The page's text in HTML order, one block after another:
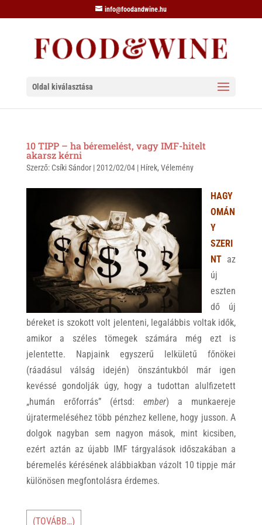
info@foodandwine.hu
Oldal kiválasztása
10 TIPP – ha béremelést, vagy IMF-hitelt
akarsz kérni
Szerző: Csíki Sándor|2012/02/04| Hírek, Vélemény
HAGY
OMÁN
Y
SZERI
NT az
új
eszten
dő új
béreket is szokott volt jelenteni, legalábbis voltak idők,
amikor a széles tömegek számára még ezt is
jelentette. Napjaink egyszerű lelkületű főnökei
(ráadásul válság idején) önszántukból már igen
kevéssé gondolják úgy, hogy a tudottan alulfizetett
„humán erőforrás” (értsd:ember) a munkaereje
újratermeléséhez több pénzhez kellene, hogy jusson. A
dolgok nagyban sem nagyon mások, mint kicsiben,
ezért aztán az újabb IMF tárgyalások időszakában a
béremelés kérésének alábbiakban vázolt 10 tippje már
különösen megfontolásra érdemes.
(TOVÁBB…)